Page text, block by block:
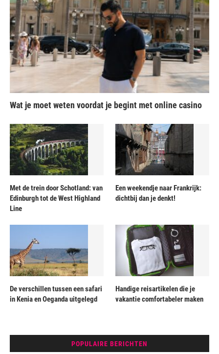
Wat je moet weten voordat je begint met online casino
Met de trein door Schotland: van
Edinburgh tot de West Highland
Line
Een weekendje naar Frankrijk:
dichtbij dan je denkt!
De verschillen tussen een safari
in Kenia en Oeganda uitgelegd
Handige reisartikelen die je
vakantie comfortabeler maken
POPULAIRE BERICHTEN